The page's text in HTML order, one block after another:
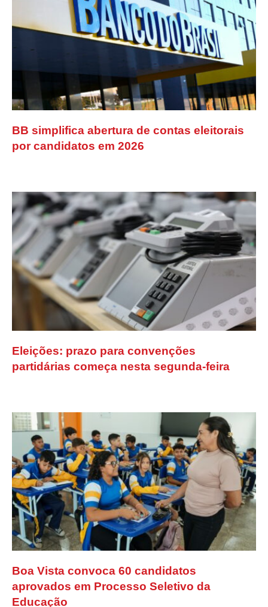
BB simplifica abertura de contas eleitorais
por candidatos em 2026
Eleições: prazo para convenções
partidárias começa nesta segunda-feira
Boa Vista convoca 60 candidatos
aprovados em Processo Seletivo da
Educação